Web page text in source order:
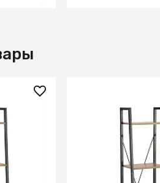
2 (дуб
7 940 ₽
Стеллаж NARVIK
сонома/черный)
СООБЩИТЬ О
Временно